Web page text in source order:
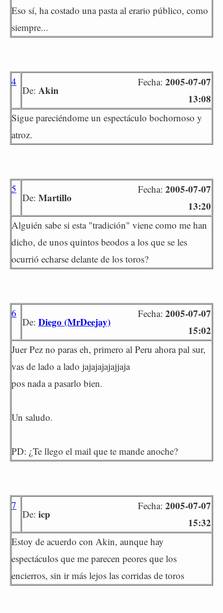
Eso sí, ha costado una pasta al erario público, como
siempre...
4
De: Akin
Fecha: 2005-07-07
13:08
Sigue pareciéndome un espectáculo bochornoso y
atroz.
5
De: Martillo
Fecha: 2005-07-07
13:20
Alguién sabe si esta "tradición" viene como me han
dicho, de unos quintos beodos a los que se les
ocurrió echarse delante de los toros?
6
De: Diego (MrDeejay)
Fecha: 2005-07-07
15:02
Juer Pez no paras eh, primero al Peru ahora pal sur,
vas de lado a lado jajajajajajjaja
pos nada a pasarlo bien.
Un saludo.
PD: ¿Te llego el mail que te mande anoche?
7
De: icp
Fecha: 2005-07-07
15:32
Estoy de acuerdo con Akin, aunque hay
espectáculos que me parecen peores que los
encierros, sin ir más lejos las corridas de toros